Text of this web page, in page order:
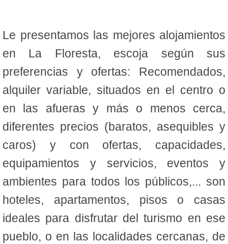
Le presentamos las mejores alojamientos
en La Floresta, escoja según sus
preferencias y ofertas: Recomendados,
alquiler variable, situados en el centro o
en las afueras y más o menos cerca,
diferentes precios (baratos, asequibles y
caros) y con ofertas, capacidades,
equipamientos y servicios, eventos y
ambientes para todos los públicos,... son
hoteles, apartamentos, pisos o casas
ideales para disfrutar del turismo en ese
pueblo, o en las localidades cercanas, de